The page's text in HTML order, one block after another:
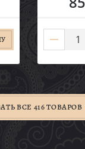
ВСЕ 416 ТОВАРОВ